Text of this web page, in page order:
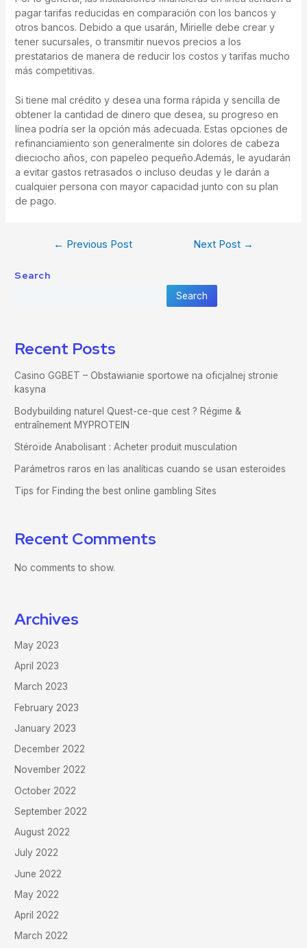
pagar tarifas reducidas en comparación con los bancos y
otros bancos. Debido a que usarán, Mirielle debe crear y
tener sucursales, o transmitir nuevos precios a los
prestatarios de manera de reducir los costos y tarifas mucho
más competitivas.
Si tiene mal crédito y desea una forma rápida y sencilla de
obtener la cantidad de dinero que desea, su progreso en
línea podría ser la opción más adecuada. Estas opciones de
refinanciamiento son generalmente sin dolores de cabeza
dieciocho años, con papeleo pequeño.Además, le ayudarán
a evitar gastos retrasados ​​o incluso deudas y le darán a
cualquier persona con mayor capacidad junto con su plan
de pago.
← Previous Post Next Post →
Search
Search
Recent Posts
Casino GGBET – Obstawianie sportowe na oficjalnej stronie
kasyna
Bodybuilding naturel Quest-ce-que cest ? Régime &
entraînement MYPROTEIN
Stéroïde Anabolisant : Acheter produit musculation
Parámetros raros en las analíticas cuando se usan esteroides
Tips for Finding the best online gambling Sites
Recent Comments
No comments to show.
Archives
May 2023
April 2023
March 2023
February 2023
January 2023
December 2022
November 2022
October 2022
September 2022
August 2022
July 2022
June 2022
May 2022
April 2022
March 2022